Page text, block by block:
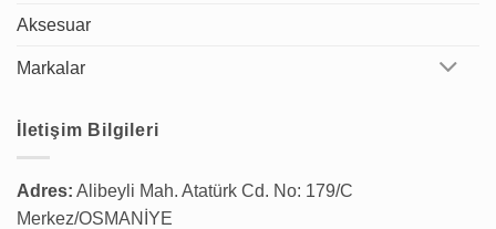
Aksesuar
Markalar
İletişim Bilgileri
Adres: Alibeyli Mah. Atatürk Cd. No: 179/C
Merkez/OSMANİYE